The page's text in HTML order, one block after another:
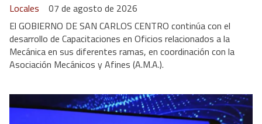
Locales
07 de agosto de 2026
El GOBIERNO DE SAN CARLOS CENTRO continúa con el
desarrollo de Capacitaciones en Oficios relacionados a la
Mecánica en sus diferentes ramas, en coordinación con la
Asociación Mecánicos y Afines (A.M.A.).